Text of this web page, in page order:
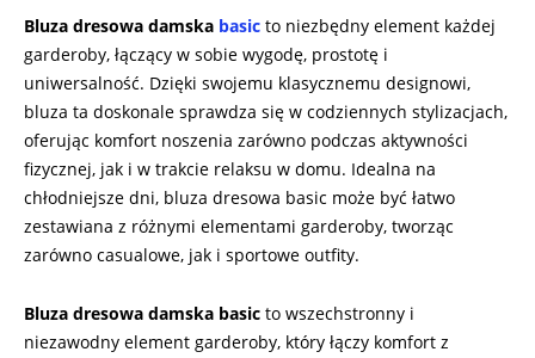
Bluza dresowa damska basic to niezbędny element każdej
garderoby, łączący w sobie wygodę, prostotę i
uniwersalność. Dzięki swojemu klasycznemu designowi,
bluza ta doskonale sprawdza się w codziennych stylizacjach,
oferując komfort noszenia zarówno podczas aktywności
fizycznej, jak i w trakcie relaksu w domu. Idealna na
chłodniejsze dni, bluza dresowa basic może być łatwo
zestawiana z różnymi elementami garderoby, tworząc
zarówno casualowe, jak i sportowe outfity.
Bluza dresowa damska basic to wszechstronny i
niezawodny element garderoby, który łączy komfort z